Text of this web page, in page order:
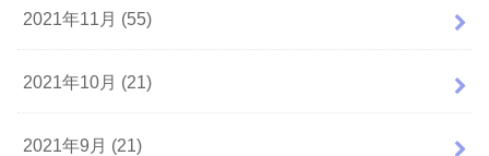
2021年11月 (55)
2021年10月 (21)
2021年9月 (21)